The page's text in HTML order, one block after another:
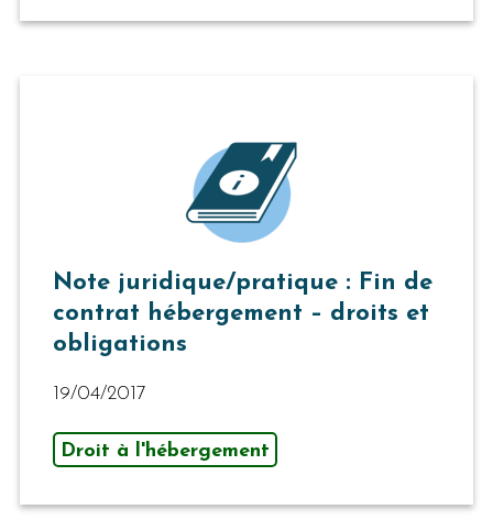
Note juridique/pratique : Fin de
contrat hébergement – droits et
obligations
19/04/2017
Droit à l'hébergement